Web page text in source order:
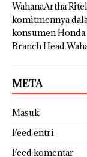
WahanaArtha
komitmennya
konsumen
Branch Head
META
Masuk
Feed entri
Feed komentar